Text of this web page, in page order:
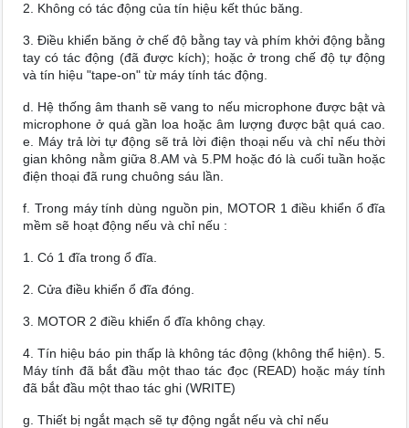
2. Không có tác động của tín hiệu kết thúc băng.
3. Điều khiển băng ở chế độ bằng tay và phím khởi động bằng
tay có tác động (đã được kích); hoặc ở trong chế độ tự động
và tín hiệu "tape-on" từ máy tính tác động.
d. Hệ thống âm thanh sẽ vang to nếu microphone được bật và
microphone ở quá gần loa hoặc âm lượng được bật quá cao.
e. Máy trả lời tự động sẽ trả lời điện thoại nếu và chỉ nếu thời
gian không nằm giữa 8.AM và 5.PM hoặc đó là cuối tuần hoặc
điện thoại đã rung chuông sáu lần.
f. Trong máy tính dùng nguồn pin, MOTOR 1 điều khiển ổ đĩa
mềm sẽ hoạt động nếu và chỉ nếu :
1. Có 1 đĩa trong ổ đĩa.
2. Cửa điều khiển ổ đĩa đóng.
3. MOTOR 2 điều khiển ổ đĩa không chạy.
4. Tín hiệu báo pin thấp là không tác động (không thể hiện). 5.
Máy tính đã bắt đầu một thao tác đọc (READ) hoặc máy tính
đã bắt đầu một thao tác ghi (WRITE)
g. Thiết bị ngắt mạch sẽ tự động ngắt nếu và chỉ nếu